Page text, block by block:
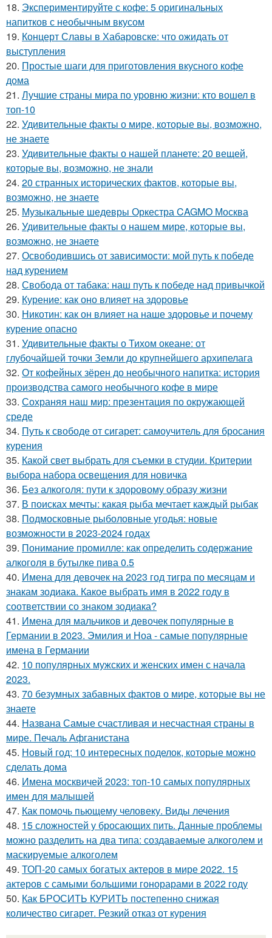
18. Экспериментируйте с кофе: 5 оригинальных
напитков с необычным вкусом
19. Концерт Славы в Хабаровске: что ожидать от
выступления
20. Простые шаги для приготовления вкусного кофе
дома
21. Лучшие страны мира по уровню жизни: кто вошел в
топ-10
22. Удивительные факты о мире, которые вы, возможно,
не знаете
23. Удивительные факты о нашей планете: 20 вещей,
которые вы, возможно, не знали
24. 20 странных исторических фактов, которые вы,
возможно, не знаете
25. Музыкальные шедевры Оркестра CAGMO Москва
26. Удивительные факты о нашем мире, которые вы,
возможно, не знаете
27. Освободившись от зависимости: мой путь к победе
над курением
28. Свобода от табака: наш путь к победе над привычкой
29. Курение: как оно влияет на здоровье
30. Никотин: как он влияет на наше здоровье и почему
курение опасно
31. Удивительные факты о Тихом океане: от
глубочайшей точки Земли до крупнейшего архипелага
32. От кофейных зёрен до необычного напитка: история
производства самого необычного кофе в мире
33. Сохраняя наш мир: презентация по окружающей
среде
34. Путь к свободе от сигарет: самоучитель для бросания
курения
35. Какой свет выбрать для съемки в студии. Критерии
выбора набора освещения для новичка
36. Без алкоголя: пути к здоровому образу жизни
37. В поисках мечты: какая рыба мечтает каждый рыбак
38. Подмосковные рыболовные угодья: новые
возможности в 2023-2024 годах
39. Понимание промилле: как определить содержание
алкоголя в бутылке пива 0.5
40. Имена для девочек на 2023 год тигра по месяцам и
знакам зодиака. Какое выбрать имя в 2022 году в
соответствии со знаком зодиака?
41. Имена для мальчиков и девочек популярные в
Германии в 2023. Эмилия и Ноа - самые популярные
имена в Германии
42. 10 популярных мужских и женских имен с начала
2023.
43. 70 безумных забавных фактов о мире, которые вы не
знаете
44. Названа Самые счастливая и несчастная страны в
мире. Печаль Афганистана
45. Новый год: 10 интересных поделок, которые можно
сделать дома
46. Имена москвичей 2023: топ-10 самых популярных
имен для малышей
47. Как помочь пьющему человеку. Виды лечения
48. 15 сложностей у бросающих пить. Данные проблемы
можно разделить на два типа: создаваемые алкоголем и
маскируемые алкоголем
49. ТОП-20 самых богатых актеров в мире 2022. 15
актеров с самыми большими гонорарами в 2022 году
50. Как БРОСИТЬ КУРИТЬ постепенно снижая
количество сигарет. Резкий отказ от курения